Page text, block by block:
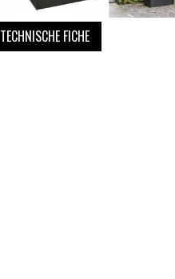
TECHNISCHE FICHE